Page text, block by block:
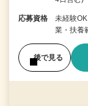
応募資格
未経験
業・扶養
後で見る